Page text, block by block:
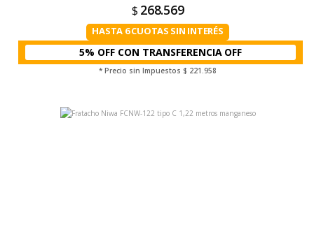
$ 268.569
HASTA 6 CUOTAS SIN INTERÉS
5% OFF CON TRANSFERENCIA
* Precio sin Impuestos $ 221.958